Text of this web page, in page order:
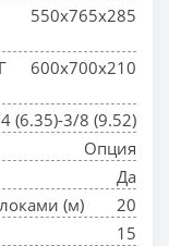
550x765x285
600x700x210
(6.35)-3/8 (9.52)
Опция
Да
(м)
20
15